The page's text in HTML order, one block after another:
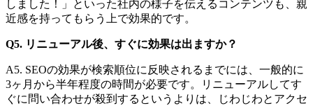
しました！」といった社内の様子を伝えるコンテンツも、親
近感を持ってもらう上で効果的です。
Q5. リニューアル後、すぐに効果は出ますか？
A5. SEOの効果が検索順位に反映されるまでには、一般的に
3ヶ月から半年程度の時間が必要です。リニューアルしてす
ぐに問い合わせが殺到するというよりは、じわじわとアクセ